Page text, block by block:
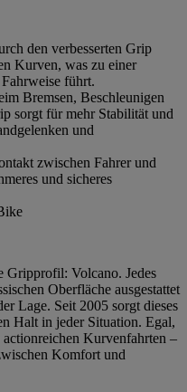
den verbesserten Grip
Kurven, was zu einer
führt.
Bremsen, Beschleunigen
sorgt für mehr Stabilität und
und
zwischen Fahrer und
und sicheres
Gripprofil: Volcano. Jedes
Oberfläche ausgestattet
Lage. Seit 2005 sorgt dieses
Halt in jeder Situation. Egal,
Kurvenfahrten –
Komfort und